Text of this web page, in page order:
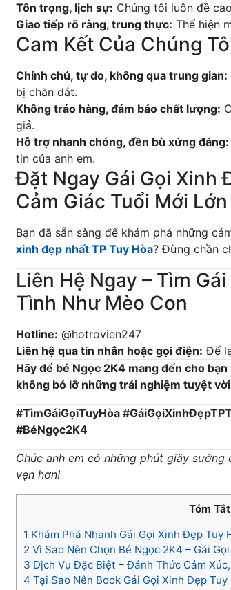
Tôn trọng, lịch sự: Chúng tôi luôn đề
Giao tiếp rõ ràng, trung thực: Thể hiện
Cam Kết Của Chúng
Chính chủ, tự do, không qua trung gian:
bị chăn dắt.
Không tráo hàng, đảm bảo chất lượng:
giả.
Hỗ trợ nhanh chóng, đền bù xứng đáng:
tin của anh em.
Đặt Ngay Gái Gọi Xinh
Cảm Giác Tuổi Mới Lớn
Bạn đã sẵn sàng để khám phá những
xinh đẹp nhất TP Tuy Hòa? Đừng chần
Liên Hệ Ngay – Tìm
Tình Như Mèo Con
Hotline: @hotrovien247
Liên hệ qua tin nhắn hoặc gọi điện: Để
Hãy để bé Ngọc 2K4 mang đến cho
không bỏ lỡ những trải nghiệm tuyệt
#TìmGáiGọiTuyHòa
#BéNgọc2K4
Chúc anh em có những phút giây
vẹn hơn!
Tóm
1 Khám Phá Nhanh Gái Gọi Xinh Đẹp Tuy
2 Vì Sao Nên Chọn Bé Ngọc 2K4 – Gái
3 Dịch Vụ Đặc Biệt – Đánh Thức Cảm
4 Tại Sao Nên Book Gái Gọi Xinh Đẹp Tuy